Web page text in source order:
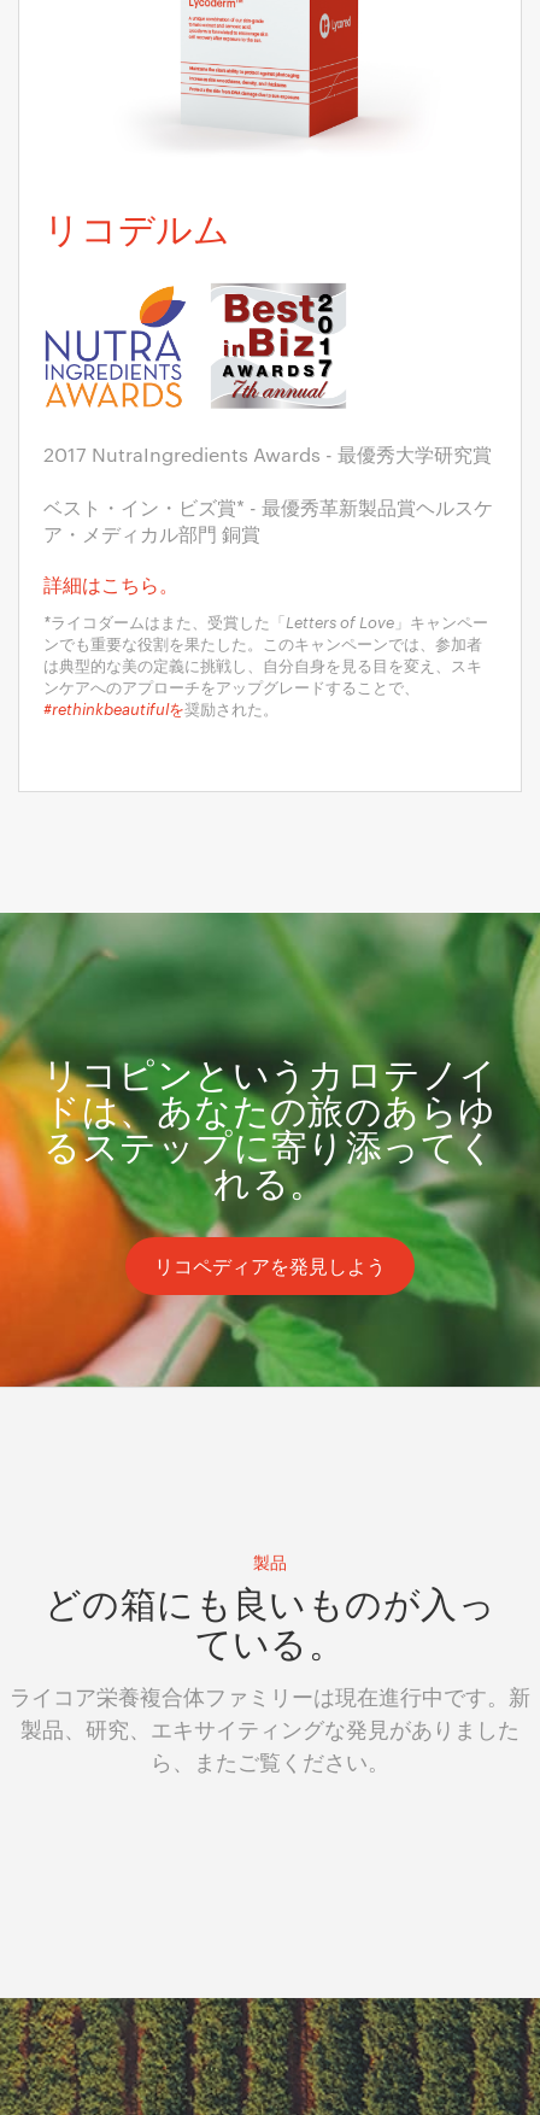
リコデルム
2017 NutraIngredients Awards - 最優秀大学研究賞
ベスト・イン・ビズ賞* - 最優秀革新製品賞ヘルスケ
ア・メディカル部門 銅賞
詳細はこちら。
*ライコダームはまた、受賞した「Letters of Love」キャンペー
ンでも重要な役割を果たした。このキャンペーンでは、参加者
は典型的な美の定義に挑戦し、自分自身を見る目を変え、スキ
ンケアへのアプローチをアップグレードすることで、
#rethinkbeautifulを奨励された。
リコピンというカロテノイ
ドは、あなたの旅のあらゆ
るステップに寄り添ってく
れる。
リコペディアを発見しよう
製品
どの箱にも良いものが入っ
ている。
ライコア栄養複合体ファミリーは現在進行中です。新
製品、研究、エキサイティングな発見がありました
ら、またご覧ください。